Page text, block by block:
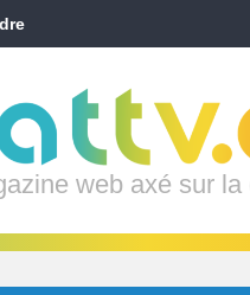
web axé sur la